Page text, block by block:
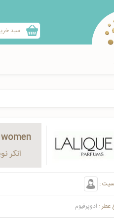
سبد
انکر
:
عطر : ادوپرفیوم